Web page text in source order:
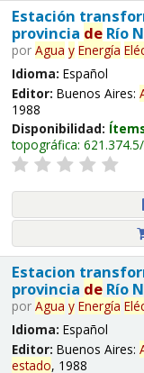
Estación
provincia deRío
por Agua y Energía
Idioma: Español
Editor: Buenos Aires:
1988
Disponibilidad:
topográfica:
Estacion
provincia deRío
por Agua y Energía
Idioma: Español
Editor: Buenos Aires:
estado, 1988